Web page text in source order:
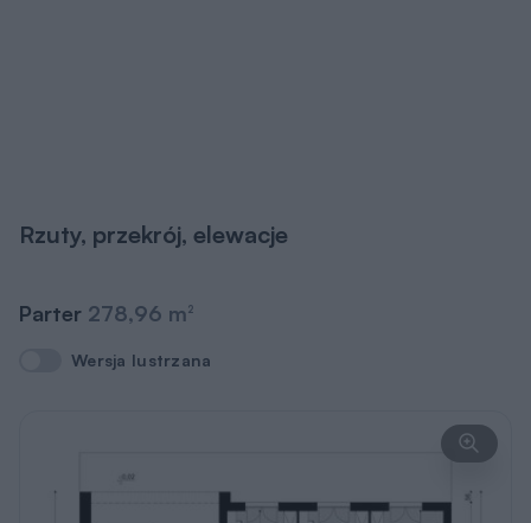
Rzuty, przekrój, elewacje
Parter 278,96 m2
Wersja lustrzana
Wersja lustrzana